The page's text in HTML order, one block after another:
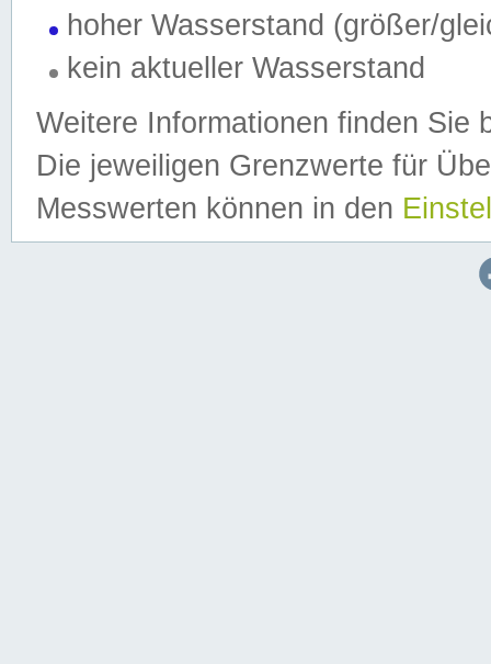
hoher Wasserstand (größer/
kein aktueller Wasserstand
Weitere Informationen finden Sie
Die jeweiligen Grenzwerte für
Messwerten können in den